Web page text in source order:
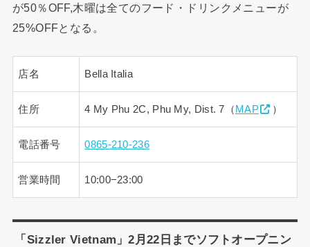
が50％OFF,木曜は全てのフード・ドリンクメニューが
25%OFFとなる。
店名 Bella Italia
住所 4 My Phu 2C, Phu My, Dist. 7（ MAP ）
電話番号 0865-210-236
営業時間 10:00−23:00
「Sizzler Vietnam」2月22日までソフトオープニン